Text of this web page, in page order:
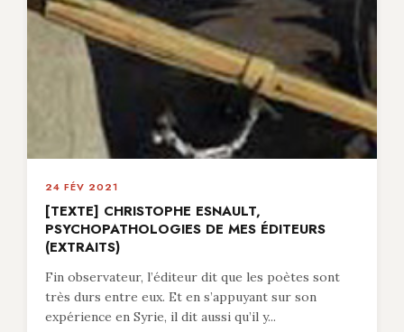
24 FÉV 2021
[TEXTE] CHRISTOPHE ESNAULT,
PSYCHOPATHOLOGIES DE MES ÉDITEURS
(EXTRAITS)
Fin observateur, l’éditeur dit que les poètes sont
très durs entre eux. Et en s’appuyant sur son
expérience en Syrie, il dit aussi qu’il y...